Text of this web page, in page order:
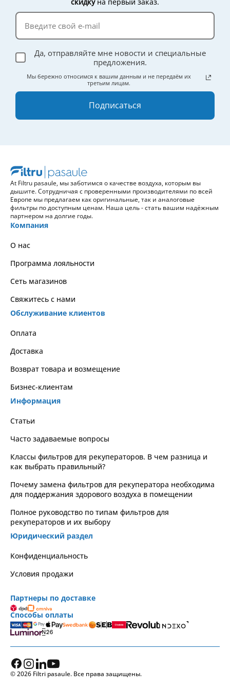
эффективности.
Да, отправляйте мне новости и специальные
предложения.
Мы бережно относимся к вашим данным и не передаём их
третьим лицам.
Подписаться
At Filtru pasaule, мы заботимся о качестве воздуха, которым вы
дышите. Сотрудничая с проверенными производителями по всей
Европе мы предлагаем как оригинальные, так и аналоговые
фильтры по доступным ценам. Наша цель - стать вашим надёжным
партнером на долгие годы.
Компания
О нас
Программа лояльности
Сеть магазинов
Свяжитесь с нами
Обслуживание клиентов
Оплата
Доставка
Возврат товара и возмещение
Бизнес-клиентам
Информация
Статьи
Часто задаваемые вопросы
Классы фильтров для рекуператоров. В чем разница и
как выбрать правильный?
Почему замена фильтров для рекуператора необходима
для поддержания здорового воздуха в помещении
Полное руководство по типам фильтров для
рекуператоров и их выбору
Юридический раздел
Kонфиденциальность
Условия продажи
Партнеры по доставке
Способы оплаты
© 2026 Filtri pasaule. Все права защищены.